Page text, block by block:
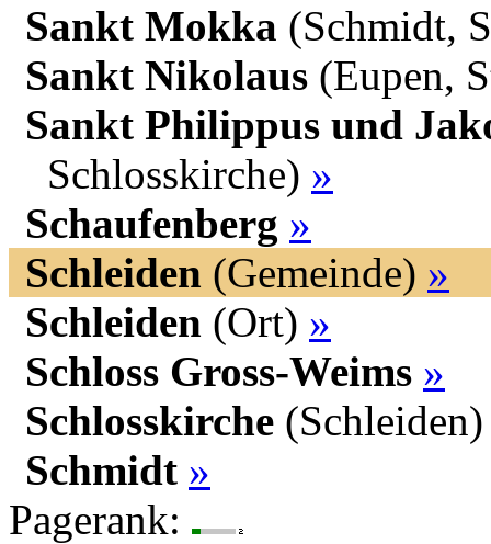
Sankt Mokka (Schmidt,
Sankt Nikolaus (Eupen,
Sankt Philippus und
Schlosskirche) »
Schaufenberg »
Schleiden (Gemeinde) »
Schleiden (Ort) »
Schloss Gross-Weims »
Schlosskirche
Schmidt »
Pagerank: